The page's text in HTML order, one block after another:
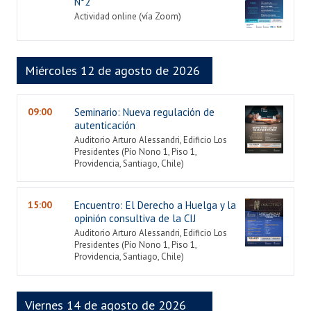
Actividad online (vía Zoom)
Miércoles 12 de agosto de 2026
09:00
Seminario: Nueva regulación de
autenticación
Auditorio Arturo Alessandri, Edificio Los
Presidentes (Pío Nono 1, Piso 1,
Providencia, Santiago, Chile)
15:00
Encuentro: El Derecho a Huelga y la
opinión consultiva de la CIJ
Auditorio Arturo Alessandri, Edificio Los
Presidentes (Pío Nono 1, Piso 1,
Providencia, Santiago, Chile)
Viernes 14 de agosto de 2026